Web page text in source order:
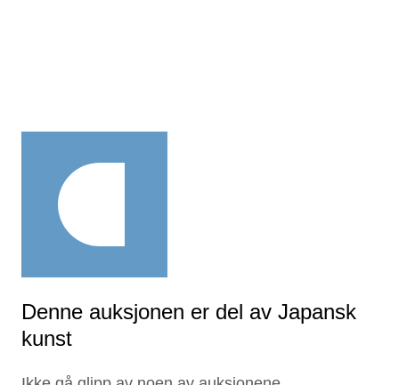
Denne auksjonen er del av Japansk
kunst